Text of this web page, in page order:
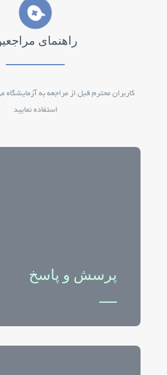
راهنمای
کاربران محترم قبل از مراجعه به آزمایشگاه
استفاده نمایید
پرسش و پاسخ